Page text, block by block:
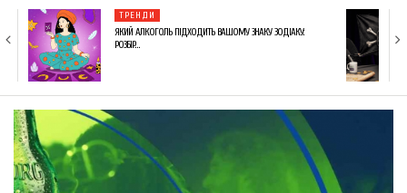
ФРАНЧАЙЗИНГ
КНИГИ
ТРЕНДИ
ЯКИЙ АЛКОГОЛЬ ПІДХОДИТЬ ВАШОМУ ЗНАКУ ЗОДІАКУ:
РОЗБІР…